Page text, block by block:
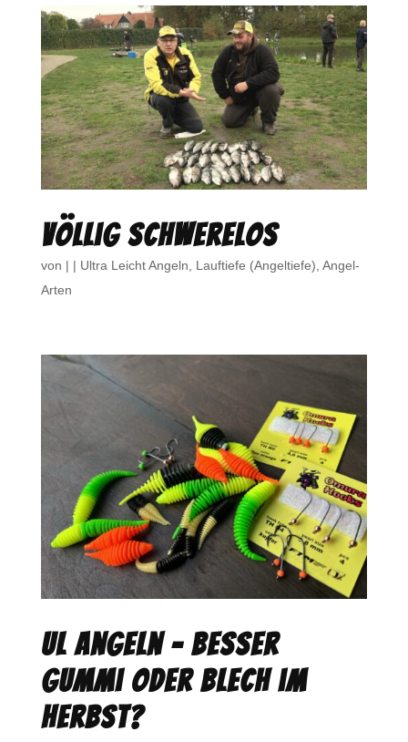
Völlig schwerelos
von | | Ultra Leicht Angeln Lauftiefe (Angeltiefe) Angel-
Arten
UL Angeln – besser
Gummi oder Blech im
Herbst?